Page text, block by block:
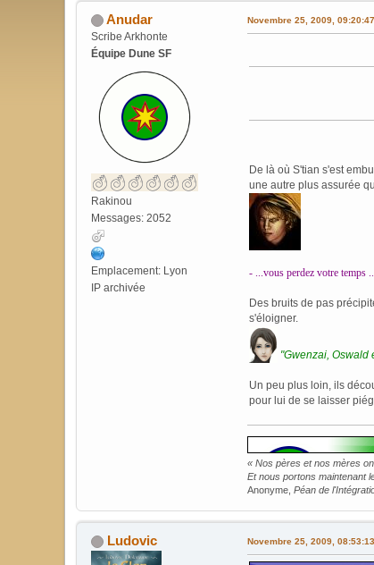
Anudar
Scribe Arkhonte
Équipe Dune SF
Rakinou
Messages: 2052
Emplacement: Lyon
IP archivée
Novembre 25, 2009,
De là où S'tian s'est
une autre plus assurée
- ...vous perdez votre temps
Des bruits de pas
s'éloigner.
"Gwenzai, Oswald
Un peu plus loin, ils
pour lui de se laisser
« Nos pères et nos mères
Et nous portons maintenant
Anonyme, Péan de
Ludovic Novembre 25, 2009,